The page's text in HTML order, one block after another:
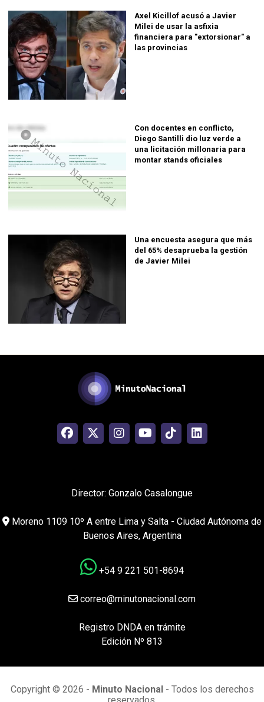
Axel Kicillof acusó a Javier
Milei de usar la asfixia
financiera para "extorsionar" a
las provincias
Con docentes en conflicto,
Diego Santilli dio luz verde a
una licitación millonaria para
montar stands oficiales
Una encuesta asegura que más
del 65% desaprueba la gestión
de Javier Milei
Director: Gonzalo Casalongue
Moreno 1109 10º A entre Lima y Salta - Ciudad Autónoma de
Buenos Aires, Argentina
+54 9 221 501-8694
correo@minutonacional.com
Registro DNDA en trámite
Edición Nº 813
Copyright © 2026 - Minuto Nacional - Todos los derechos